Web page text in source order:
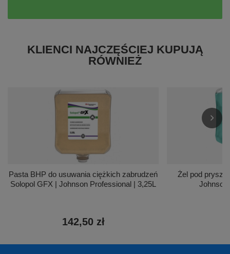
KLIENCI NAJCZĘŚCIEJ KUPUJĄ
RÓWNIEŻ
Pasta BHP do usuwania ciężkich zabrudzeń
Solopol GFX | Johnson Professional | 3,25L
142,50 zł
Żel pod
Johnson